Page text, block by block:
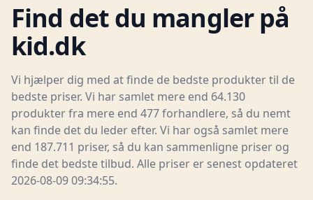
Find det du mangler på
kid.dk
Vi hjælper dig med at finde de bedste produkter til de
bedste priser. Vi har samlet mere end 64.130
produkter fra mere end 477 forhandlere, så du nemt
kan finde det du leder efter. Vi har også samlet mere
end 187.711 priser, så du kan sammenligne priser og
finde det bedste tilbud. Alle priser er senest opdateret
2026-08-09 09:34:55.